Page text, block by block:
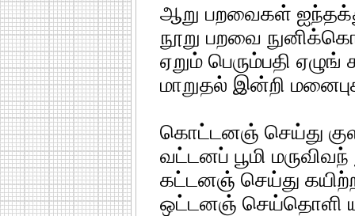
ஆறு பறவைகள்
நூறு பறவை
ஏறும் பெரும்பதி
மாறுதல் இன்றி
கொட்டனஞ் செய்து
வட்டனப் பூமி மருவிவந்
கட்டனஞ் செய்து
ஒட்டனஞ் செய்தொளி